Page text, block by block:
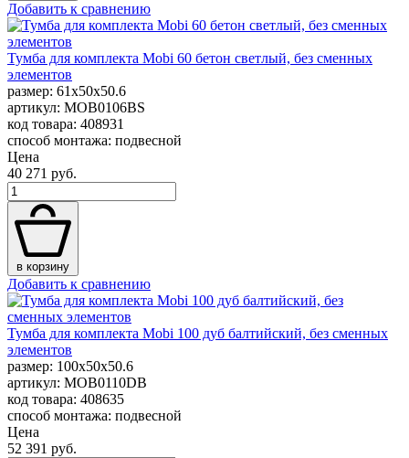
Добавить к сравнению
Тумба для комплекта Mobi 60 бетон светлый, без сменных
элементов
размер: 61x50x50.6
артикул: MOB0106BS
код товара: 408931
способ монтажа: подвесной
Цена
40 271 руб.
в корзину
Добавить к сравнению
Тумба для комплекта Mobi 100 дуб балтийский, без сменных
элементов
размер: 100x50x50.6
артикул: MOB0110DB
код товара: 408635
способ монтажа: подвесной
Цена
52 391 руб.